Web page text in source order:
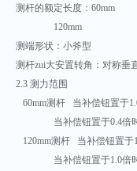
测杆的额定长度：60mm
120mm
测端形状：小斧型
测杆zui大安置转角：对称垂
2.3 测力范围
60mm测杆 当补偿钮置于
当补偿钮置于0.4倍时
120mm测杆 当补偿钮置于
当补偿钮置于1.0倍时